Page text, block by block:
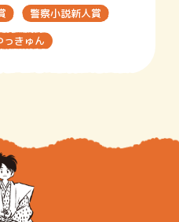
警察小説新人賞
っきゅん